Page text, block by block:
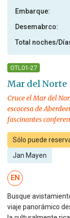
OTL01-27
Mar del Norte
Cruce el Mar del
escocesa de
fascinantes
Sólo puede
Jan Mayen
EN
Busque
viaje panorámico
Embarque:
Desemabrco:
Total noches/